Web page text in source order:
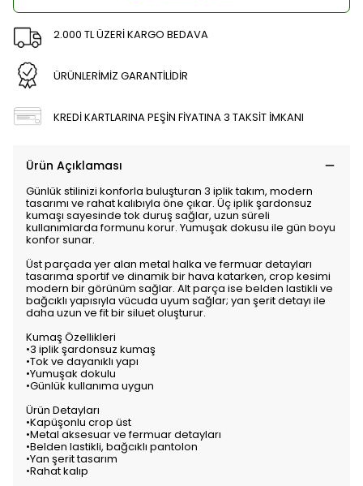
2.000 TL ÜZERİ KARGO BEDAVA
ÜRÜNLERİMİZ GARANTİLİDİR
KREDİ KARTLARINA PEŞİN FİYATINA 3 TAKSİT İMKANI
Ürün Açıklaması
Günlük stilinizi konforla buluşturan 3 iplik takım, modern
tasarımı ve rahat kalıbıyla öne çıkar. Üç iplik şardonsuz
kumaşı sayesinde tok duruş sağlar, uzun süreli
kullanımlarda formunu korur. Yumuşak dokusu ile gün boyu
konfor sunar.
Üst parçada yer alan metal halka ve fermuar detayları
tasarıma sportif ve dinamik bir hava katarken, crop kesimi
modern bir görünüm sağlar. Alt parça ise belden lastikli ve
bağcıklı yapısıyla vücuda uyum sağlar; yan şerit detayı ile
daha uzun ve fit bir siluet oluşturur.
Kumaş Özellikleri
•3 iplik şardonsuz kumaş
•Tok ve dayanıklı yapı
•Yumuşak dokulu
•Günlük kullanıma uygun
Ürün Detayları
•Kapüşonlu crop üst
•Metal aksesuar ve fermuar detayları
•Belden lastikli, bağcıklı pantolon
•Yan şerit tasarım
•Rahat kalıp